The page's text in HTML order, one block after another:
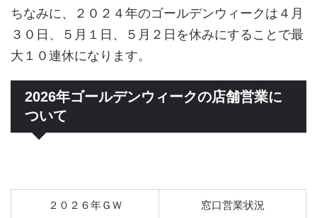
ちなみに、２０２４年のゴールデンウィークは４月
３０日、５月１日、５月２日を休みにすることで最
大１０連休になります。
2026年ゴールデンウィークの店舗営業に
ついて
２０２６年ＧＷ 窓口営業状況